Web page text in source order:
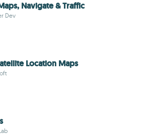
Navigate & Traffic
Dev
Location Maps